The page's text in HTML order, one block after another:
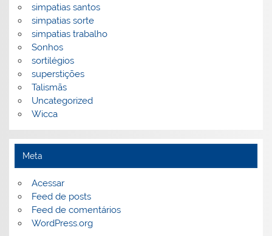
simpatias santos
simpatias sorte
simpatias trabalho
Sonhos
sortilégios
superstições
Talismãs
Uncategorized
Wicca
Meta
Acessar
Feed de posts
Feed de comentários
WordPress.org